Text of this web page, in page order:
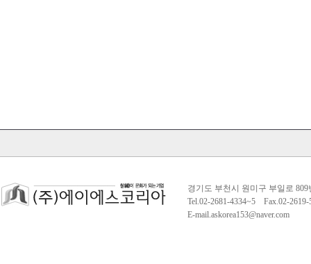
경기도 부천시 원미구 부일로
Tel.02-2681-4334~5 Fax.02-
E-mail.askorea153@naver.com